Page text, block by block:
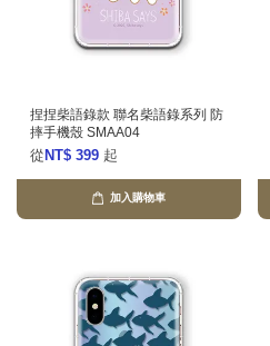
捏捏柴語錄款 聯名柴語錄系列 防
摔手機殼 SMAA04
從 NT$ 399 起
加入購物車